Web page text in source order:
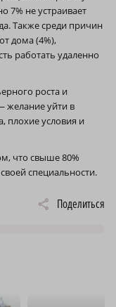
7% не устраивает
Также среди причин
дома (4%),
работать удаленно
роста и
желание уйти в
плохие условия и
что свыше 80%
специальности.
Поделиться